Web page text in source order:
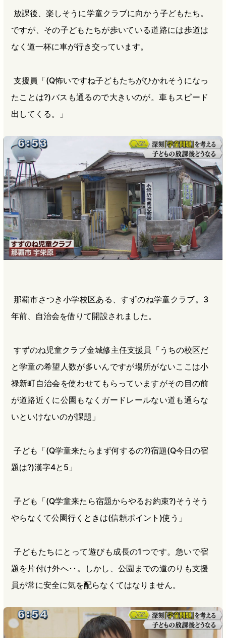
放課後、楽しそうに学童クラブに向かう子どもたち。
ですが、その子どもたちが歩いている道路には歩道は
なく道一杯に車が行き交っています。
支援員「(Q怖いですね子どもたちがひかれそうになっ
たことは?)バスも通るので大きいのが。車もスピード
出してくる。」
那覇市さつき小学校区ある、すずのね学童クラブ。3
年前、自治会を借りて開設されました。
すずのね児童クラブ金城修主任支援員「うちの校区だ
と学童の希望人数が多いんですが場所がないここは小
禄新町自治会を使わせてもらっていますがその目の前
が道路近くに公園もなくガードレールない道も通らな
いといけないのが課題」
子ども「(Q学童来たらまず何するの?)宿題(Q今日の宿
題は?)漢字4と5」
子ども「(Q学童来たら宿題からやるお約束?)そうそう
やらなくて公園行くときは(信頼ポイント)使う」
子どもたちにとって遊びも成長の1つです。急いで宿
題を片付け外へ･･。しかし、公園までの道のりも支援
員が常に安全に気を配らなくてはなりません。